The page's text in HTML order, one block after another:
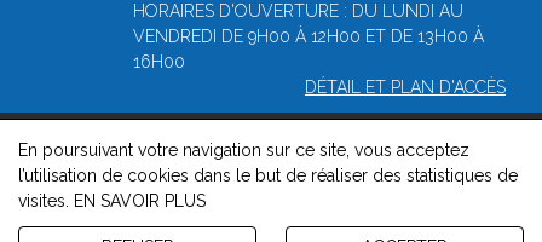
HORAIRES D'OUVERTURE : DU LUNDI AU
VENDREDI DE 9H00 À 12H00 ET DE 13H00 À
16H00
DÉTAIL ET PLAN D'ACCÈS
© 2026, Greffe du tribunal de commerce de Nantes -Mentions
légales-Contact -Gestion des cookies -Politique de
confidentialité et de cookies
Version : 1.8.1
En poursuivant votre navigation sur ce site, vous acceptez
l’utilisation de cookies dans le but de réaliser des statistiques de
visites.
EN SAVOIR PLUS